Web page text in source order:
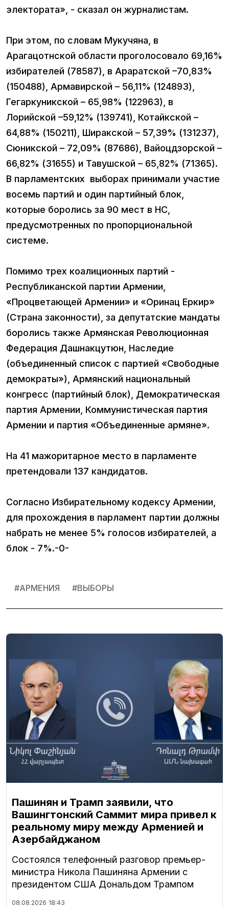
электората», - сказал он журналистам.
При этом, по словам Мукучяна, в
Арагацотнской области проголосовало 69,16%
избирателей (78587), в Араратской –70,83%
(150488), Армавирской – 56,11% (124893),
Гегаркуникской – 65,98% (122963), в
Лорийской –59,12% (139741), Котайкской –
64,88% (150211), Ширакской – 57,39% (131237),
Сюникской – 72,09% (87686), Вайоцдзорской –
66,82% (31655) и Тавушской – 65,82% (71365).
В парламентских выборах принимали участие
восемь партий и один партийный блок,
которые боролись за 90 мест в НС,
предусмотренных по пропорциональной
системе.
Помимо трех коалиционных партий -
Республиканской партии Армении,
«Процветающей Армении» и «Оринац Еркир»
(Страна законности), за депутатские мандаты
боролись также Армянская Революционная
Федерация Дашнакцутюн, Наследие
(объединенный список с партией «Свободные
демократы»), Армянский национальный
конгресс (партийный блок), Демократическая
партия Армении, Коммунистическая партия
Армении и партия «Объединенные армяне».
На 41 мажоритарное место в парламенте
претендовали 137 кандидатов.
Согласно Избирательному кодексу Армении,
для прохождения в парламент партии должны
набрать не менее 5% голосов избирателей, а
блок - 7%.-0-
#АРМЕНИЯ #ВЫБОРЫ
Пашинян и Трамп заявили, что
Вашингтонский Саммит мира привел к
реальному миру между Арменией и
Азербайджаном
Состоялся телефонный разговор премьер-
министра Никола Пашиняна Армении с
президентом США Дональдом Трампом
08.08.2026 18:43